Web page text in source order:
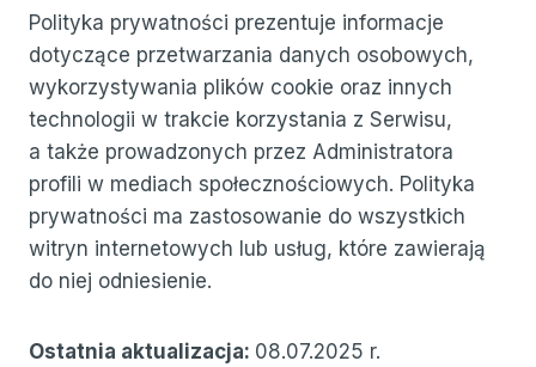
Polityka prywatności prezentuje informacje
dotyczące przetwarzania danych osobowych,
wykorzystywania plików cookie oraz innych
technologii w trakcie korzystania z Serwisu,
a także prowadzonych przez Administratora
profili w mediach społecznościowych. Polityka
prywatności ma zastosowanie do wszystkich
witryn internetowych lub usług, które zawierają
do niej odniesienie.
Ostatnia aktualizacja: 08.07.2025 r.